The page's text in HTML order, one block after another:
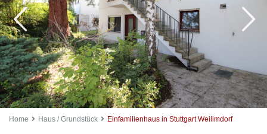
Home Haus / Grundstück Einfamilienhaus in Stuttgart Weilimdorf